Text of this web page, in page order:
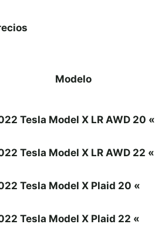
Modelo
Tesla Model X LR AWD 20 «
Tesla Model X LR AWD 22 «
Tesla Model X Plaid 20 «
Tesla Model X Plaid 22 «